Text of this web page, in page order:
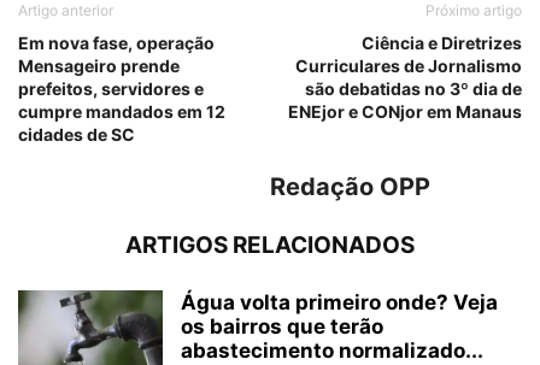
Artigo anterior
Em nova fase, operação
Mensageiro prende
prefeitos, servidores e
cumpre mandados em 12
cidades de SC
Próximo artigo
Ciência e Diretrizes
Curriculares de Jornalismo
são debatidas no 3º dia de
ENEjor e CONjor em Manaus
Redação OPP
ARTIGOS RELACIONADOS
Água volta primeiro onde? Veja
os bairros que terão
abastecimento normalizado...